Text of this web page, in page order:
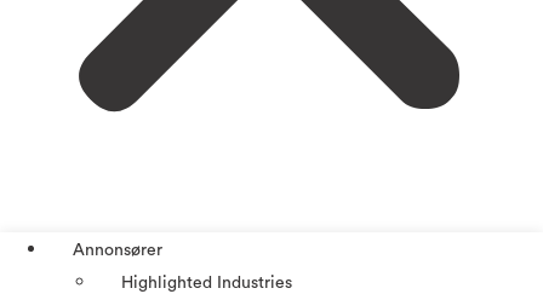
Annonsører
Highlighted Industries